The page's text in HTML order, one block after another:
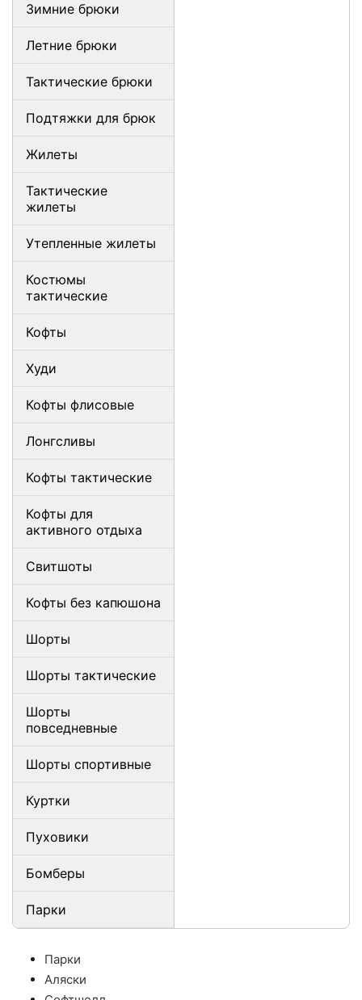
Зимние брюки
Летние брюки
Тактические брюки
Подтяжки для брюк
Жилеты
Тактические
жилеты
Утепленные жилеты
Костюмы
тактические
Кофты
Худи
Кофты флисовые
Лонгсливы
Кофты тактические
Кофты для
активного отдыха
Свитшоты
Кофты без капюшона
Шорты
Шорты тактические
Шорты
повседневные
Шорты спортивные
Куртки
Пуховики
Бомберы
Парки
Парки
Аляски